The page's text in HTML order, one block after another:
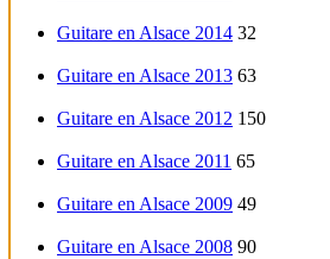
Guitare en Alsace 2014 32
Guitare en Alsace 2013 63
Guitare en Alsace 2012 150
Guitare en Alsace 2011 65
Guitare en Alsace 2009 49
Guitare en Alsace 2008 90